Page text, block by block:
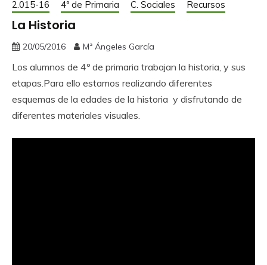
2.015-16 4º de Primaria C. Sociales Recursos
La Historia
20/05/2016 Mª Ángeles García
Los alumnos de 4º de primaria trabajan la historia, y sus
etapas.Para ello estamos realizando diferentes
esquemas de la edades de la historia y disfrutando de
diferentes materiales visuales.